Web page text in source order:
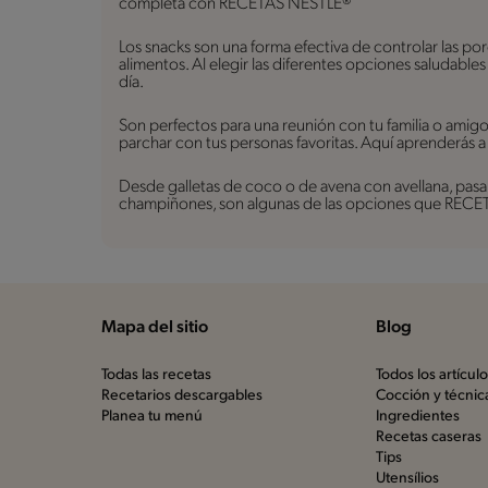
completa con RECETAS NESTLÉ®
Los snacks son una forma efectiva de controlar las
alimentos. Al elegir las diferentes opciones
día.
Son perfectos para una reunión con tu familia o
parchar con tus personas favoritas. Aquí aprenderás
Desde galletas de coco o de avena con avellana,
champiñones, son algunas de las opciones que
Mapa del sitio
Todas las recetas
Recetarios descargables
Planea tu menú
Blog
Todos los
Cocción y
Ingredientes
Recetas caseras
Tips
Utensílios